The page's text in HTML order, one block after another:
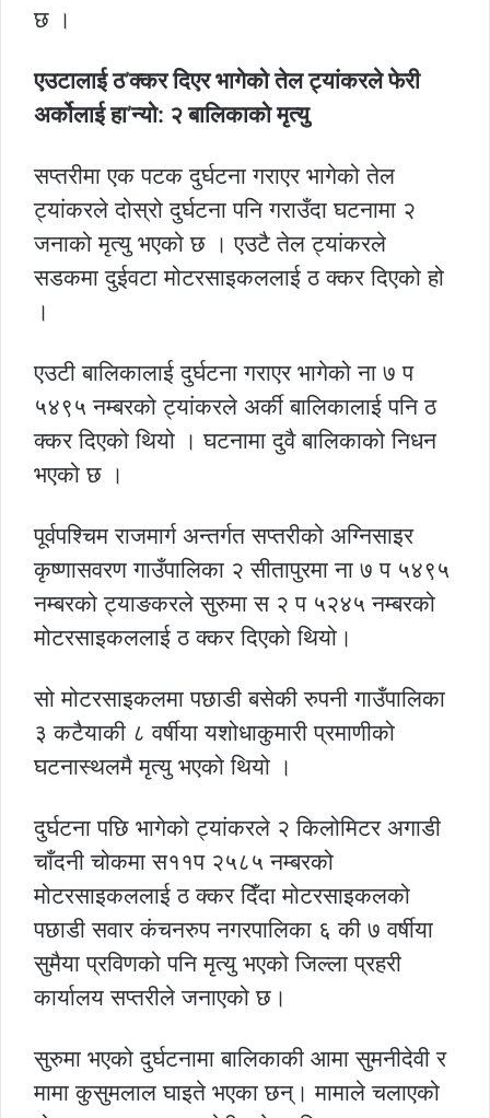
छ ।
एउटालाई ठ’क्कर दिएर भागेको तेल ट्यांकरले फेरी
अर्कोलाई हा’न्यो: २ बालिकाको मृत्यु
सप्तरीमा एक पटक दुर्घटना गराएर भागेको तेल
ट्यांकरले दोस्रो दुर्घटना पनि गराउँदा घटनामा २
जनाको मृत्यु भएको छ । एउटै तेल ट्यांकरले
सडकमा दुईवटा मोटरसाइकललाई ठ क्कर दिएको हो
।
एउटी बालिकालाई दुर्घटना गराएर भागेको ना ७ प
५४९५ नम्बरको ट्यांकरले अर्की बालिकालाई पनि ठ
क्कर दिएको थियो । घटनामा दुवै बालिकाको निधन
भएको छ ।
पूर्वपश्चिम राजमार्ग अन्तर्गत सप्तरीको अग्निसाइर
कृष्णासवरण गाउँपालिका २ सीतापुरमा ना ७ प ५४९५
नम्बरको ट्याङकरले सुरुमा स २ प ५२४५ नम्बरको
मोटरसाइकललाई ठ क्कर दिएको थियो।
सो मोटरसाइकलमा पछाडी बसेकी रुपनी गाउँपालिका
३ कटैयाकी ८ वर्षीया यशोधाकुमारी प्रमाणीको
घटनास्थलमै मृत्यु भएको थियो ।
दुर्घटना पछि भागेको ट्यांकरले २ किलोमिटर अगाडी
चाँदनी चोकमा स११प २५८५ नम्बरको
मोटरसाइकललाई ठ क्कर दिँदा मोटरसाइकलको
पछाडी सवार कंचनरुप नगरपालिका ६ की ७ वर्षीया
सुमैया प्रविणको पनि मृत्यु भएको जिल्ला प्रहरी
कार्यालय सप्तरीले जनाएको छ।
सुरुमा भएको दुर्घटनामा बालिकाकी आमा सुमनीदेवी र
मामा कुसुमलाल घाइते भएका छन्। मामाले चलाएको